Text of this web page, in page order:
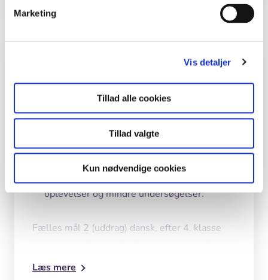
Marketing
Vis detaljer
Tillad alle cookies
Tillad valgte
Kun nødvendige cookies
Fælles mål 2 (uddrag), n/t , efter 4. klasse:
kende flere navne på dyr og planter samt de
vigtigste kendetegn, der henfører dem til
systematiske grupper
formulere spørgsmål og fremsætte
hypoteser på baggrund af iagttagelser,
oplevelser og mindre undersøgelser.
Fælles mål 2 (uddrag) dansk, efter 4. klasse
Læs mere